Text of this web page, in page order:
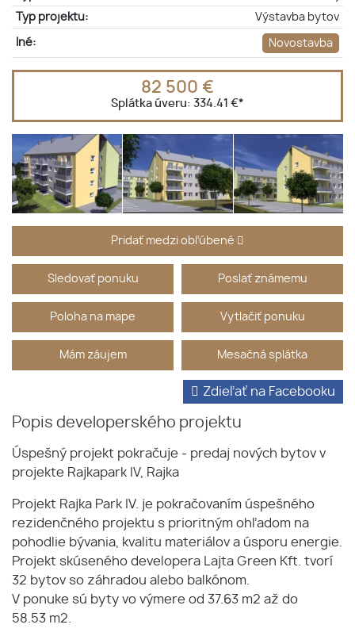
Typ projektu:
Výstavba bytov
Iné: Novostavba
82 500 €
Splátka úveru: 334.41 €*
Pridať medzi obľúbené
Sledovať ponuku Poslať známemu
Poloha na mape Vytlačiť ponuku
Mám záujem Mesačná splátka
Popis developerského projektu
Zdieľať na Facebooku
Úspešný projekt pokračuje - predaj nových bytov v
projekte Rajkapark IV, Rajka
Projekt Rajka Park IV. je pokračovaním úspešného
rezidenčného projektu s prioritným ohľadom na
pohodlie bývania, kvalitu materiálov a úsporu energie.
Projekt skúseného developera Lajta Green Kft. tvorí
32 bytov so záhradou alebo balkónom.
V ponuke sú byty vo výmere od 37.63 m2 až do
58.53 m2.